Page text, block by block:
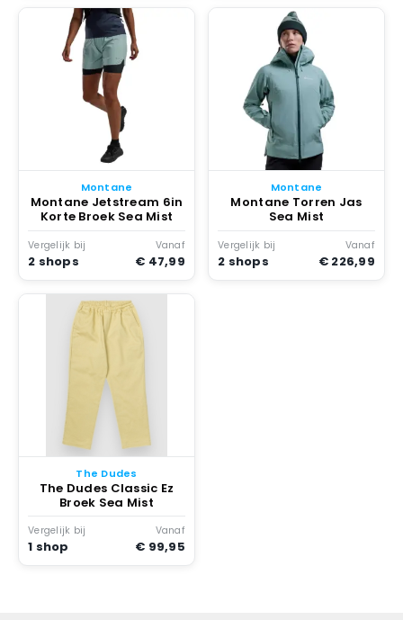
Montane
Montane Jetstream 6in
Korte Broek Sea Mist
Vergelijk bij
2 shops
Vanaf
€ 47,99
Montane
Montane Torren Jas
Sea Mist
Vergelijk bij
2 shops
Vanaf
€ 226,99
The Dudes
The Dudes Classic Ez
Broek Sea Mist
Vergelijk bij
1 shop
Vanaf
€ 99,95